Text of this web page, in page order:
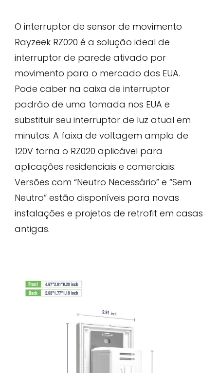
O interruptor de sensor de movimento
Rayzeek RZ020 é a solução ideal de
interruptor de parede ativado por
movimento para o mercado dos EUA.
Pode caber na caixa de interruptor
padrão de uma tomada nos EUA e
substituir seu interruptor de luz atual em
minutos. A faixa de voltagem ampla de
120V torna o RZ020 aplicável para
aplicações residenciais e comerciais.
Versões com “Neutro Necessário” e “Sem
Neutro” estão disponíveis para novas
instalações e projetos de retrofit em casas
antigas.